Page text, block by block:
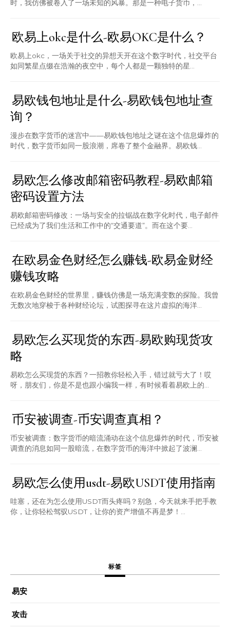
时，我仿佛被卷入了一场未知的风暴。那是一种电子货币，...
欧易上okc是什么-欧易OKC是什么？
欧易上okc，一场关于社交的异想天开在这个数字时代，社交平台
如同繁星点缀在浩瀚的夜空中，每个人都是一颗独特的星...
易欧钱包地址是什么-易欧钱包地址查
询？
漫步在数字货币的迷宫中——易欧钱包地址之谜在这个信息爆炸的
时代，数字货币如同一股浪潮，席卷了整个金融界。易欧钱...
易欧怎么修改邮箱密码教程-易欧邮箱
密码设置方法
易欧邮箱密码修改：一场与安全的拉锯战在数字化时代，电子邮件
已经成为了我们生活和工作中的“交通要道”。而在这个要...
在欧易金色财经怎么赚钱-欧易金财经
赚钱攻略
在欧易金色财经的世界里，赚钱仿佛是一场充满变数的探险。我曾
无数次地穿梭于各种财经论坛，试图探寻在这片虚拟的海洋...
易欧怎么买现货的东西-易欧购现货攻
略
易欧怎么买现货的东西？一招教你轻松入手，错过就亏大了！哎
呀，朋友们，你是不是也跟小编我一样，有时候看着易欧上的...
币安被调查-币安调查真相？
币安被调查：数字货币的暗流涌动在这个信息爆炸的时代，币安被
调查的消息如同一股暗流，在数字货币的海洋中掀起了波澜...
易欧怎么使用usdt-易欧USDT使用指南
哇塞，还在为怎么使用USDT而头疼吗？别急，今天就来手把手教
你，让你轻松驾驭USDT，让你的资产增值不再是梦！...
标签
易安
攻击